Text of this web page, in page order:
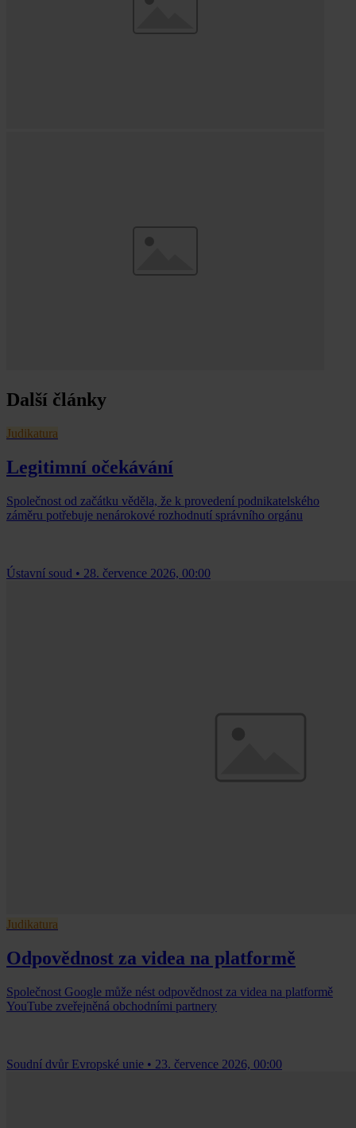
Další články
Judikatura
Legitimní očekávání
Společnost od začátku věděla, že k provedení podnikatelského
záměru potřebuje nenárokové rozhodnutí správního orgánu
Ústavní soud • 28. července 2026, 00:00
Judikatura
Odpovědnost za videa na platformě
Společnost Google může nést odpovědnost za videa na platformě
YouTube zveřejněná obchodními partnery
Soudní dvůr Evropské unie • 23. července 2026, 00:00